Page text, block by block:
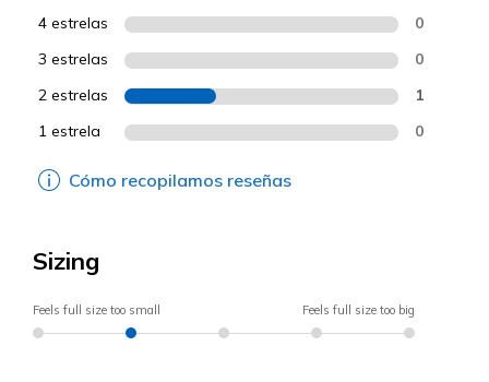
4 estrelas 0
3 estrelas 0
2 estrelas 1
1 estrela 0
Cómo recopilamos reseñas
Sizing
Feels full size too small Feels full size too big